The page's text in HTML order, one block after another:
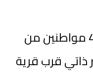
اصيب ظهر اليوم السبت، 4 مواطنين من
ذاتي قرب قرية